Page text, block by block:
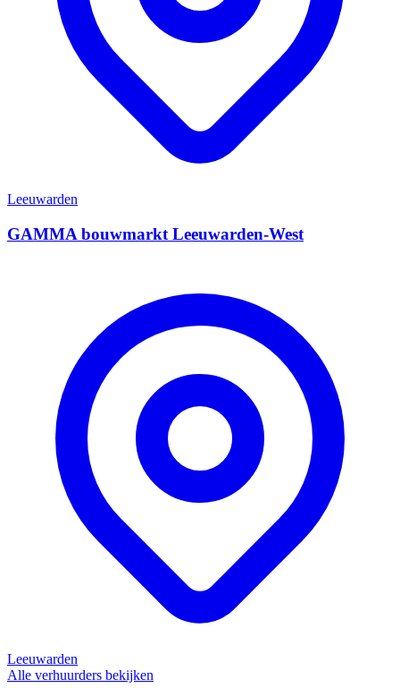
Leeuwarden
GAMMA bouwmarkt Leeuwarden-West
Leeuwarden
Alle verhuurders bekijken